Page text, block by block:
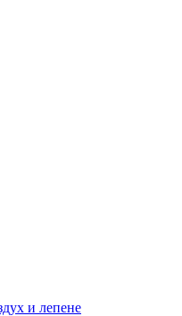
и лепене